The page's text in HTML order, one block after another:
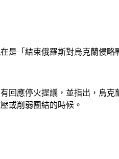
是「結束俄羅斯對烏克蘭侵略
回應停火提議，並指出，烏克
或削弱團結的時候。